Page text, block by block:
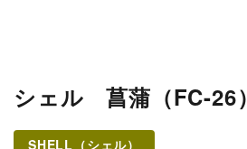
シェル 菖蒲（FC-26）
SHELL（シェル）